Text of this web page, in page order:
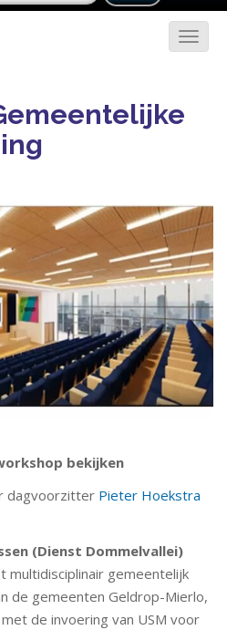
bekijken
dagvoorzitter Pieter Hoekstra
(Dienst Dommelvallei)
multidisciplinair gemeentelijk
de gemeenten Geldrop-Mierlo,
de invoering van USM voor